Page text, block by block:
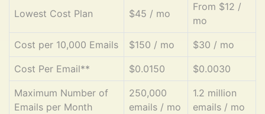
Lowest Cost Plan $45 / mo
From $12 /
mo
Cost per 10,000 Emails $150 / mo $30 / mo
Cost Per Email** $0.0150 $0.0030
Maximum Number of
Emails per Month
250,000
emails / mo
1.2 million
emails / mo